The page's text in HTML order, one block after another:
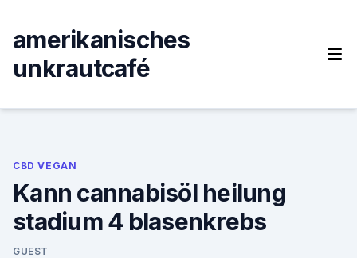
content
amerikanisches
unkrautcafé
CBD VEGAN
Kann cannabisöl heilung
stadium 4 blasenkrebs
GUEST